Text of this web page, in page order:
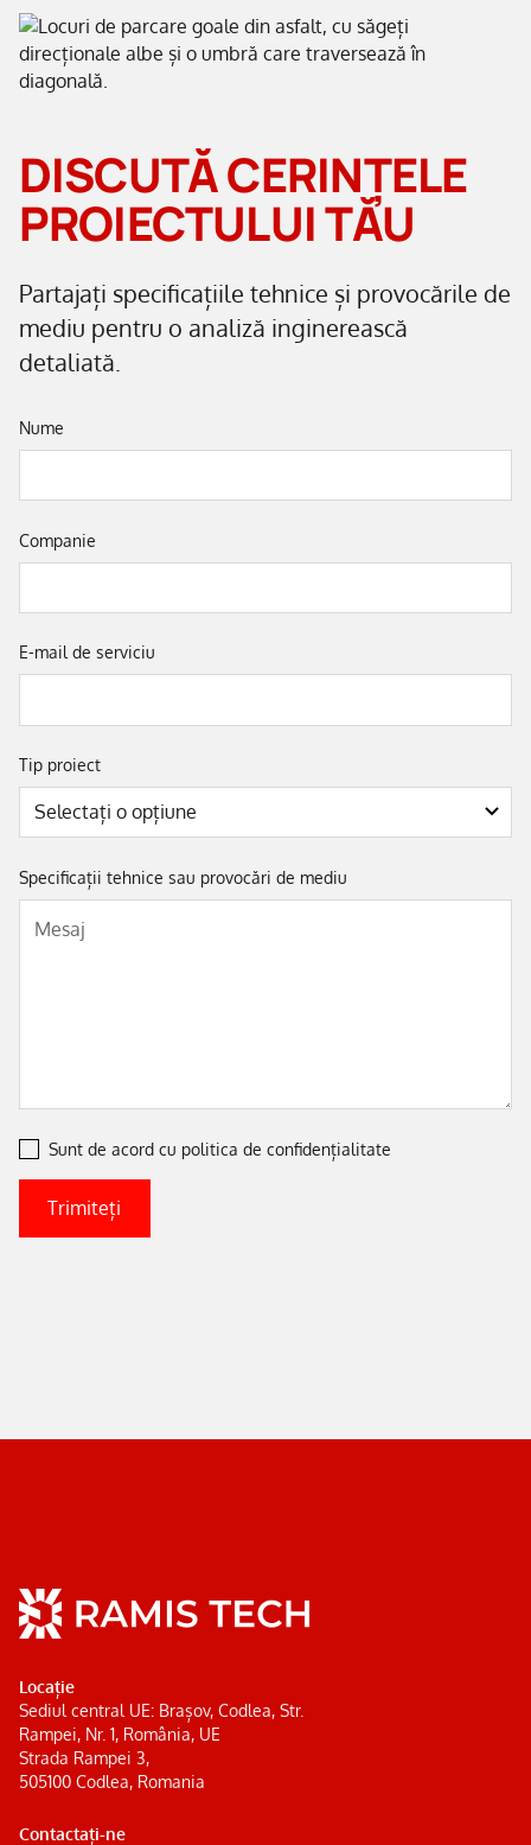
DISCUTĂ CERINȚELE
PROIECTULUI TĂU
Partajați specificațiile tehnice și provocările de
mediu pentru o analiză inginerească
detaliată.
Nume
Companie
E-mail de serviciu
Tip proiect
Specificații tehnice sau provocări de mediu
Sunt de acord cu politica de confidențialitate
Locație
Sediul central UE: Brașov, Codlea, Str.
Rampei, Nr. 1, România, UE
Strada Rampei 3,
505100 Codlea, Romania
Contactați-ne